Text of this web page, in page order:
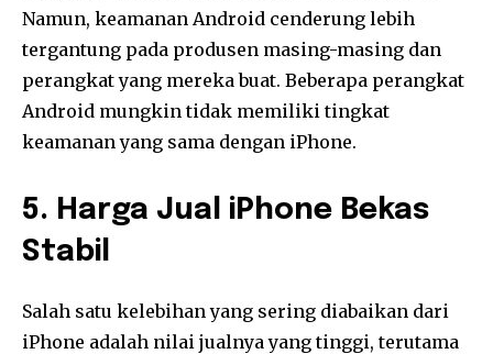
Namun, keamanan Android cenderung lebih
tergantung pada produsen masing-masing dan
perangkat yang mereka buat. Beberapa perangkat
Android mungkin tidak memiliki tingkat
keamanan yang sama dengan iPhone.
5. Harga Jual iPhone Bekas
Stabil
Salah satu kelebihan yang sering diabaikan dari
iPhone adalah nilai jualnya yang tinggi, terutama